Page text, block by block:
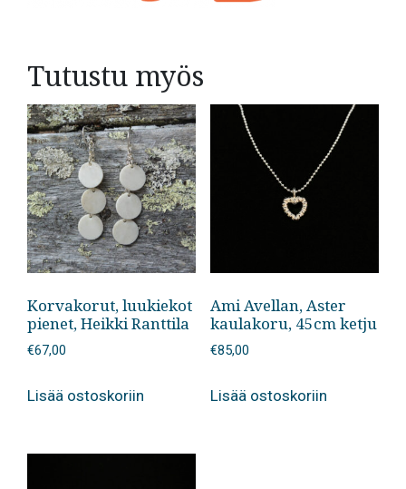
Tutustu myös
Korvakorut, luukiekot
pienet, Heikki Ranttila
€67,00
Lisää ostoskoriin
Ami Avellan, Aster
kaulakoru, 45cm ketju
€85,00
Lisää ostoskoriin